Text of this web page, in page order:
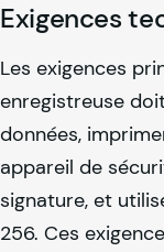
Exigences
Les exigences
enregistreuse
données,
appareil de
signature, et
256. Ces